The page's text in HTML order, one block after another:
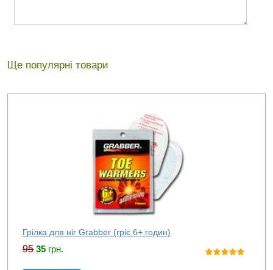
Ще популярні товари
Грілка для ніг Grabber (гріє 6+ годин)
95 35 грн.